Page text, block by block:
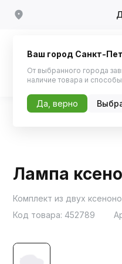
Лампа
Комплект из двух
Код товара: 452789
Ваш город Санкт-
От выбранного города
наличие товара и
Да, верно